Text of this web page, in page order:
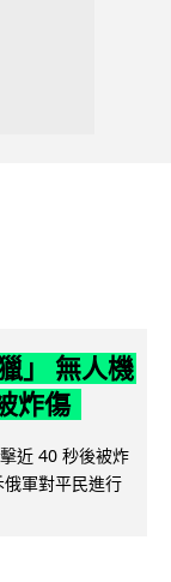
」 無人機
炸傷
近 40 秒後被炸
軍對平民進行